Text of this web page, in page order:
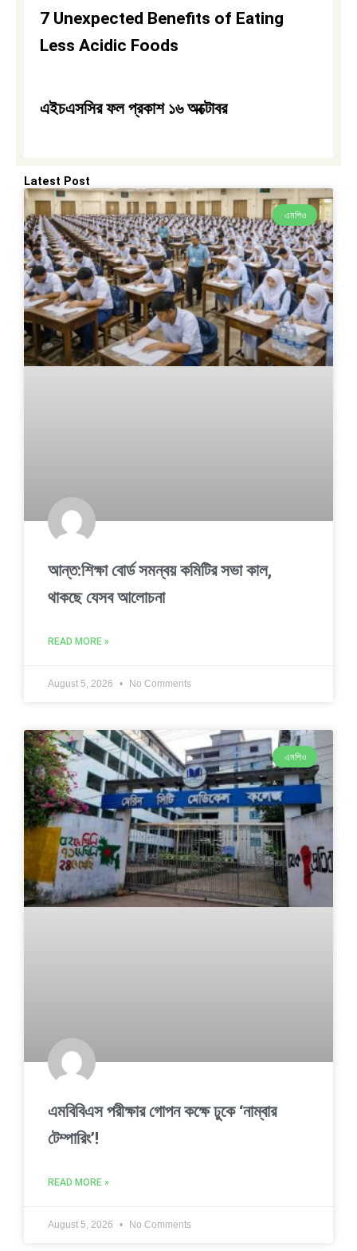
7 Unexpected Benefits of Eating
Less Acidic Foods
এইচএসসির ফল প্রকাশ ১৬ অক্টোবর
Latest Post
এমপিও
আন্ত:শিক্ষা বোর্ড সমন্বয় কমিটির সভা কাল,
থাকছে যেসব আলোচনা
READ MORE »
August 5, 2026 No Comments
এমপিও
এমবিবিএস পরীক্ষার গোপন কক্ষে ঢুকে ‘নাম্বার
টেম্পারিং’!
READ MORE »
August 5, 2026 No Comments